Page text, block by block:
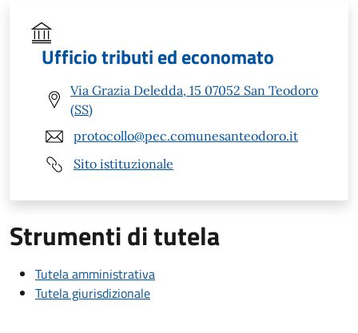
Ufficio tributi ed economato
Via Grazia Deledda, 15 07052 San Teodoro
(SS)
protocollo@pec.comunesanteodoro.it
Sito istituzionale
Strumenti di tutela
Tutela amministrativa
Tutela giurisdizionale